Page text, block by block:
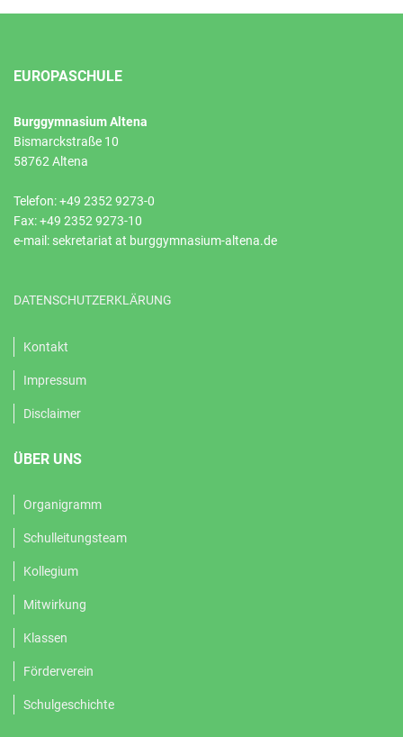
EUROPASCHULE
Burggymnasium Altena
Bismarckstraße 10
58762 Altena
Telefon: +49 2352 9273-0
Fax: +49 2352 9273-10
e-mail: sekretariat at burggymnasium-altena.de
DATENSCHUTZERKLÄRUNG
Kontakt
Impressum
Disclaimer
ÜBER UNS
Organigramm
Schulleitungsteam
Kollegium
Mitwirkung
Klassen
Förderverein
Schulgeschichte